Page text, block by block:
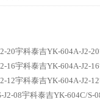
20宇科泰吉YK-604A-J2-
16宇科泰吉YK-604A-J2-
12宇科泰吉YK-604A-J2-
J2-08宇科泰吉YK-604C/S-